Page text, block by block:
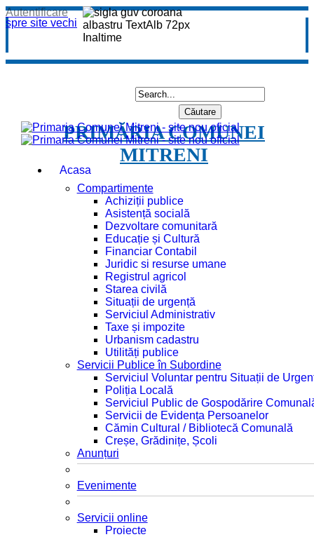
spre site vechi
Autentificare
PRIMĂRIA COMUNEI
MITRENI
Acasa
Compartimente
Achiziții publice
Asistență socială
Dezvoltare comunitară
Educație și Cultură
Financiar Contabil
Juridic si resurse umane
Registrul agricol
Starea civilă
Situații de urgență
Serviciul Administrativ
Taxe și impozite
Urbanism cadastru
Utilități publice
Servicii Publice în Subordine
Serviciul Voluntar pentru Situații de
Poliția Locală
Serviciul Public de Gospodărire
Servicii de Evidența Persoanelor
Cămin Cultural / Bibliotecă Comunală
Creșe, Grădinițe, Școli
Anunțuri
Evenimente
Servicii online
Proiecte